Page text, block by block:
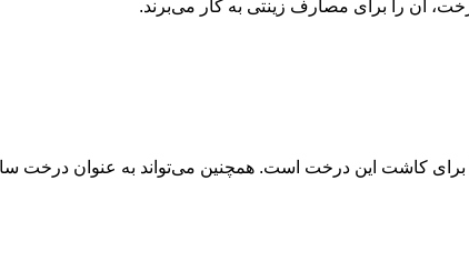
آن را برای مصارف زینتی به کار می‌برند.
کاشت این درخت است. همچنین می‌تواند به عنوان درخت سایه